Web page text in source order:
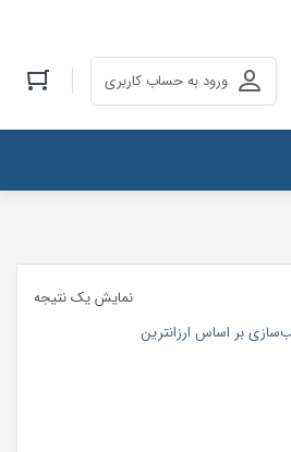
ورود به حساب کاربری
نمایش یک نتیجه
بر اساس ارزانترین